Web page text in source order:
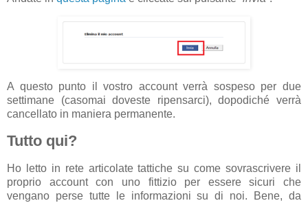
A questo punto il vostro account verrà sospeso per due
settimane (casomai doveste ripensarci), dopodiché verrà
cancellato in maniera permanente.
Tutto qui?
Ho letto in rete articolate tattiche su come sovrascrivere il
proprio account con uno fittizio per essere sicuri che
vengano perse tutte le informazioni su di noi. Bene, da